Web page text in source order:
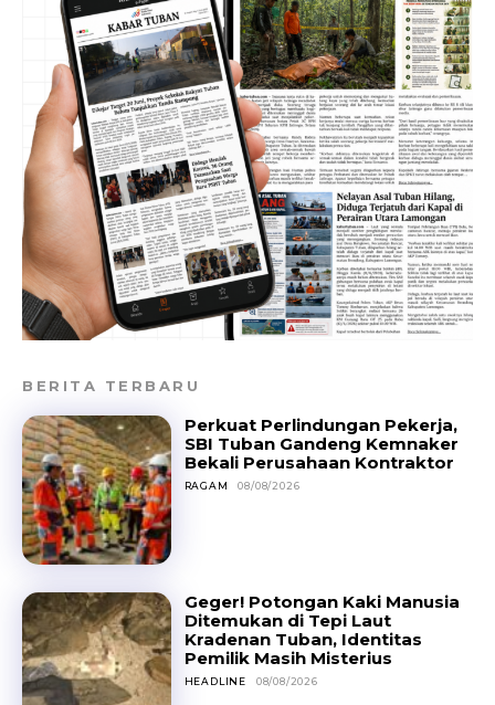
BERITA TERBARU
Perkuat Perlindungan Pekerja,
SBI Tuban Gandeng Kemnaker
Bekali Perusahaan Kontraktor
RAGAM 08/08/2026
Geger! Potongan Kaki Manusia
Ditemukan di Tepi Laut
Kradenan Tuban, Identitas
Pemilik Masih Misterius
HEADLINE 08/08/2026